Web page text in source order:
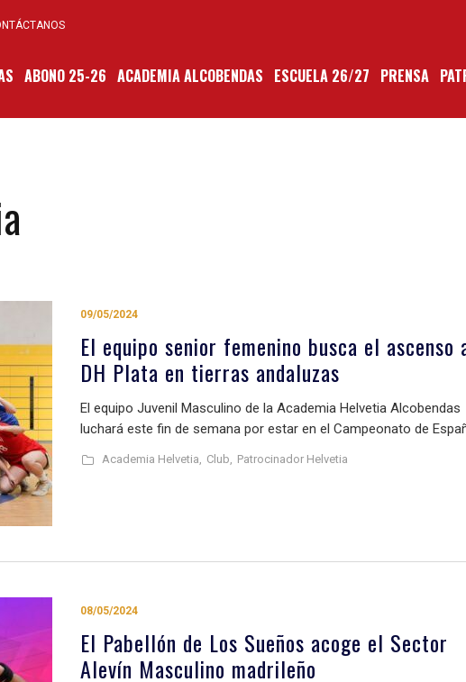
ABONO 25-26 ACADEMIA ALCOBENDAS ESCUELA 26/27 PRENSA
09/05/2024
El equipo senior femenino busca el ascenso
DH Plata en tierras andaluzas
El equipo Juvenil Masculino de la Academia Helvetia Alcobendas
luchará este fin de semana por estar en el Campeonato de
Academia Helvetia, Club, Patrocinador Helvetia
08/05/2024
El Pabellón de Los Sueños acoge el Sector
Alevín Masculino madrileño